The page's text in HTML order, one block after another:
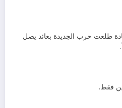
طلعت حرب الجديدة بعائد يصل
فقط.